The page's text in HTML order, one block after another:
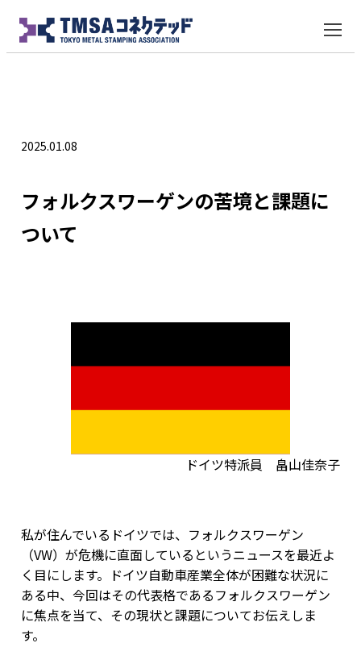
2025.01.08
フォルクスワーゲンの苦境と課題に
ついて
ドイツ特派員 畠山佳奈子
私が住んでいるドイツでは、フォルクスワーゲン
（VW）が危機に直面しているというニュースを最近よ
く目にします。ドイツ自動車産業全体が困難な状況に
ある中、今回はその代表格であるフォルクスワーゲン
に焦点を当て、その現状と課題についてお伝えしま
す。